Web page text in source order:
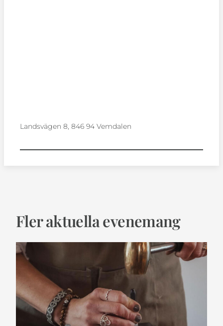
Landsvägen 8, 846 94 Vemdalen
Fler aktuella evenemang